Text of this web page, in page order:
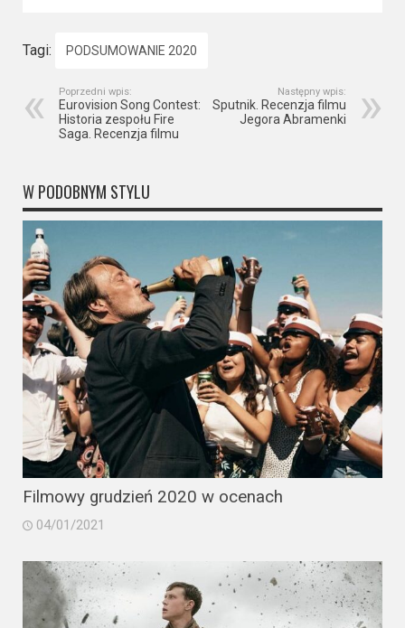
Tagi: PODSUMOWANIE 2020
Poprzedni wpis:
Eurovision Song Contest:
Historia zespołu Fire
Saga. Recenzja filmu
Następny wpis:
Sputnik. Recenzja filmu
Jegora Abramenki
W PODOBNYM STYLU
Filmowy grudzień 2020 w ocenach
04/01/2021